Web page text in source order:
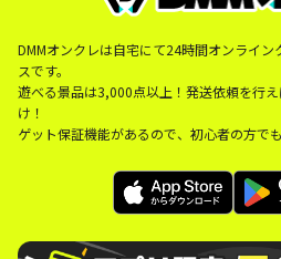
DMMオンクレは自宅にて24時間オンライ
スです。
遊べる景品は3,000点以上！発送依頼を行
け！
ゲット保証機能があるので、初心者の方で